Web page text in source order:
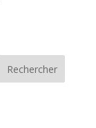
Rechercher